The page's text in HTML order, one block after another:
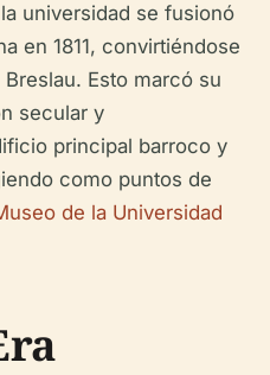
universidad se fusionó
en 1811, convirtiéndose
Esto marcó su
secular y
principal barroco y
como puntos de
de la Universidad